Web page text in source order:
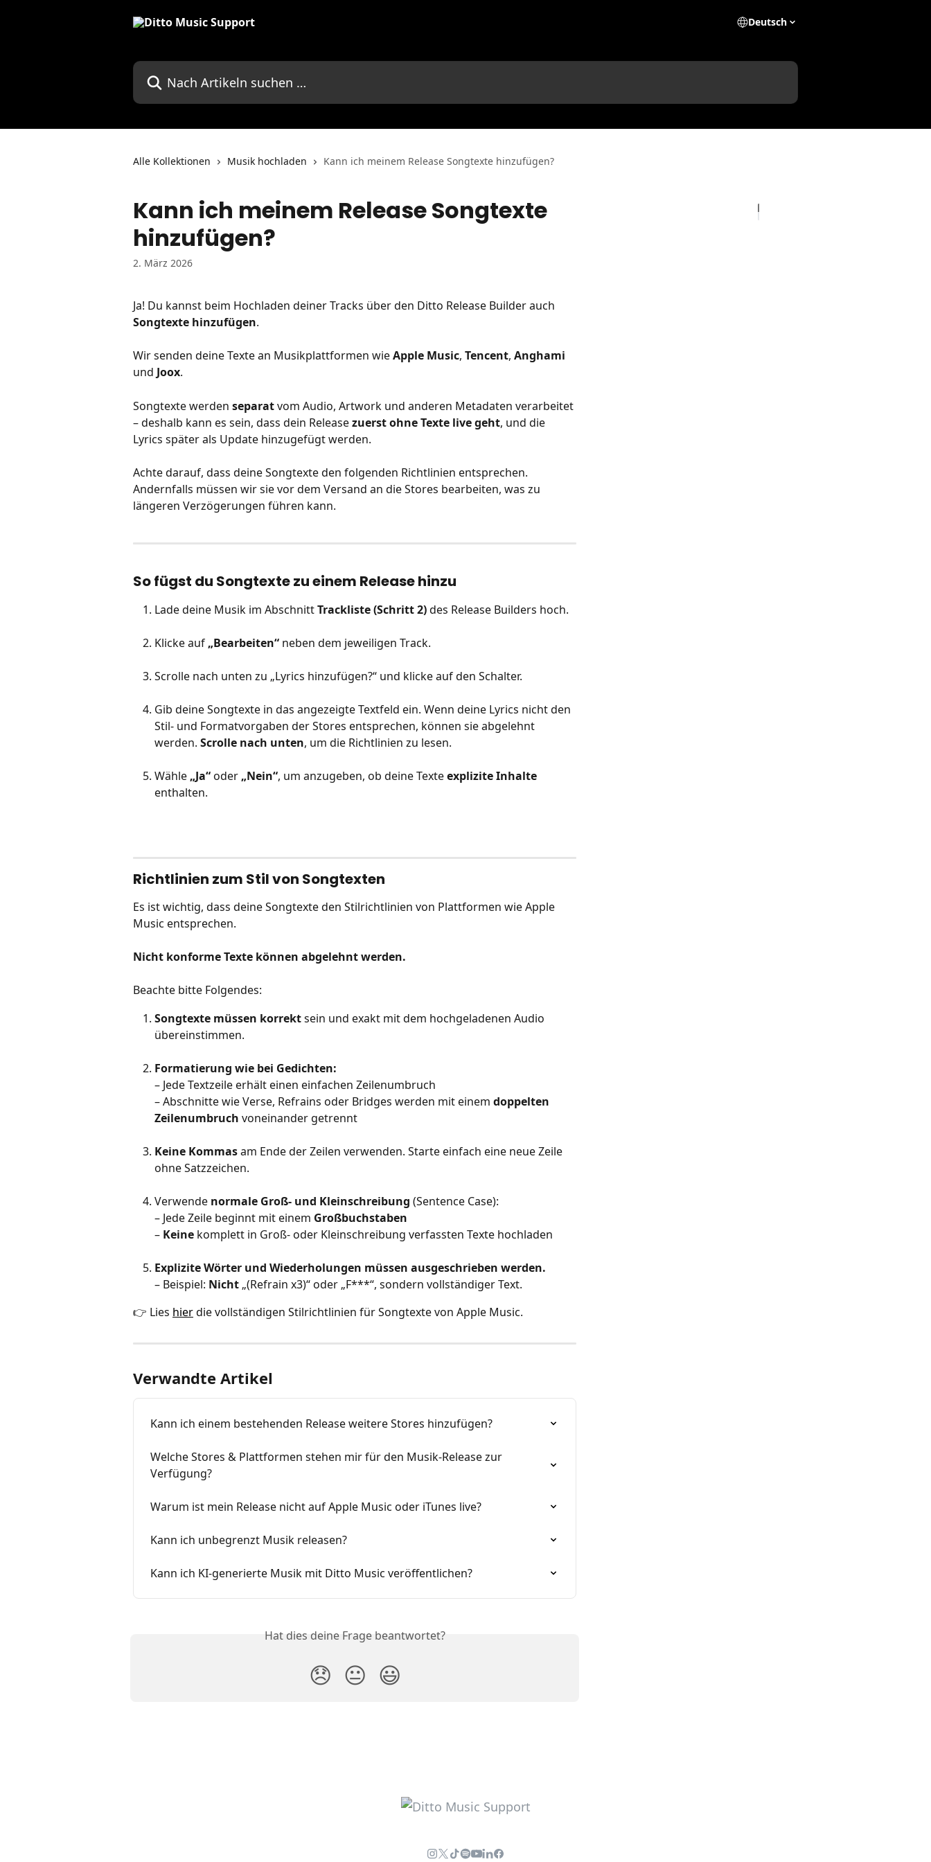
Deutsch
Nach Artikeln suchen …
Alle Kollektionen Musik hochladen Kann ich meinem Release Songtexte hinzufügen?
Kann ich meinem Release Songtexte
hinzufügen?
2. März 2026
Ja! Du kannst beim Hochladen deiner Tracks über den Ditto Release Builder auch
Songtexte hinzufügen.
Wir senden deine Texte an Musikplattformen wie Apple Music, Tencent, Anghami
und Joox.
Songtexte werden separat vom Audio, Artwork und anderen Metadaten verarbeitet
– deshalb kann es sein, dass dein Release zuerst ohne Texte live geht, und die
Lyrics später als Update hinzugefügt werden.
Achte darauf, dass deine Songtexte den folgenden Richtlinien entsprechen.
Andernfalls müssen wir sie vor dem Versand an die Stores bearbeiten, was zu
längeren Verzögerungen führen kann.
So fügst du Songtexte zu einem Release hinzu
Lade deine Musik im Abschnitt Trackliste (Schritt 2) des Release Builders hoch.
Klicke auf „Bearbeiten“ neben dem jeweiligen Track.
Scrolle nach unten zu „Lyrics hinzufügen?“ und klicke auf den Schalter.
Gib deine Songtexte in das angezeigte Textfeld ein. Wenn deine Lyrics nicht den
Stil- und Formatvorgaben der Stores entsprechen, können sie abgelehnt
werden. Scrolle nach unten, um die Richtlinien zu lesen.
Wähle „Ja“ oder „Nein“, um anzugeben, ob deine Texte explizite Inhalte
enthalten.
Richtlinien zum Stil von Songtexten
Es ist wichtig, dass deine Songtexte den Stilrichtlinien von Plattformen wie Apple
Music entsprechen.
Nicht konforme Texte können abgelehnt werden.
Beachte bitte Folgendes:
Songtexte müssen korrekt sein und exakt mit dem hochgeladenen Audio
übereinstimmen.
Formatierung wie bei Gedichten:
– Jede Textzeile erhält einen einfachen Zeilenumbruch
– Abschnitte wie Verse, Refrains oder Bridges werden mit einem doppelten
Zeilenumbruch voneinander getrennt
Keine Kommas am Ende der Zeilen verwenden. Starte einfach eine neue Zeile
ohne Satzzeichen.
Verwende normale Groß- und Kleinschreibung (Sentence Case):
– Jede Zeile beginnt mit einem Großbuchstaben
– Keine komplett in Groß- oder Kleinschreibung verfassten Texte hochladen
Explizite Wörter und Wiederholungen müssen ausgeschrieben werden.
– Beispiel: Nicht „(Refrain x3)“ oder „F***“, sondern vollständiger Text.
👉 Lies hier die vollständigen Stilrichtlinien für Songtexte von Apple Music.
Verwandte Artikel
Kann ich einem bestehenden Release weitere Stores hinzufügen?
Welche Stores & Plattformen stehen mir für den Musik-Release zur
Verfügung?
Warum ist mein Release nicht auf Apple Music oder iTunes live?
Kann ich unbegrenzt Musik releasen?
Kann ich KI-generierte Musik mit Ditto Music veröffentlichen?
Hat dies deine Frage beantwortet?
😞 😐 😃